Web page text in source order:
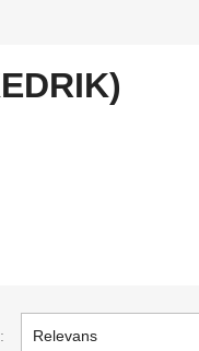
Relevans